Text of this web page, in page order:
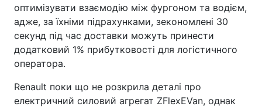
оптимізувати взаємодію між фургоном та водієм,
адже, за їхніми підрахунками, зекономлені 30
секунд під час доставки можуть принести
додатковий 1% прибутковості для логістичного
оператора.
Renault поки що не розкрила деталі про
електричний силовий агрегат ZFlexEVan, однак